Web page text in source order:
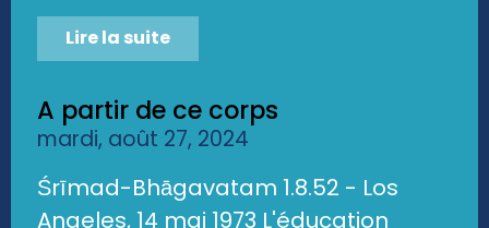
Lire la suite
A partir de ce corps
mardi, août 27, 2024
Śrīmad-Bhāgavatam 1.8.52 - Los
Angeles, 14 mai 1973 L'éducation